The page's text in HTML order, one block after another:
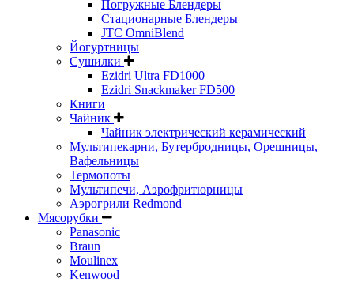
Погружные Блендеры
Стационарные Блендеры
JTC OmniBlend
Йогуртницы
Сушилки
Ezidri Ultra FD1000
Ezidri Snackmaker FD500
Книги
Чайник
Чайник электрический керамический
Мультипекарни, Бутербродницы, Орешницы,
Вафельницы
Термопоты
Мультипечи, Аэрофритюрницы
Аэрогрили Redmond
Мясорубки
Panasonic
Braun
Moulinex
Kenwood